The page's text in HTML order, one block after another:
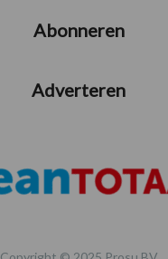
Abonneren
Adverteren